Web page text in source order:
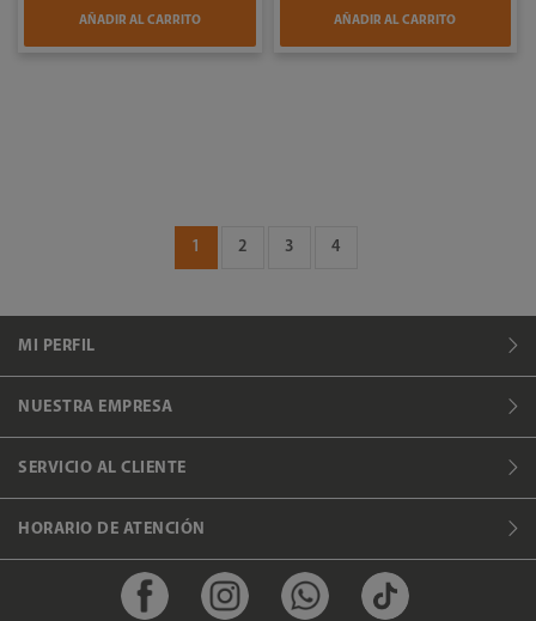
AÑADIR AL CARRITO AÑADIR AL CARRITO
1 2 3 4
MI PERFIL
NUESTRA EMPRESA
SERVICIO AL CLIENTE
HORARIO DE ATENCIÓN